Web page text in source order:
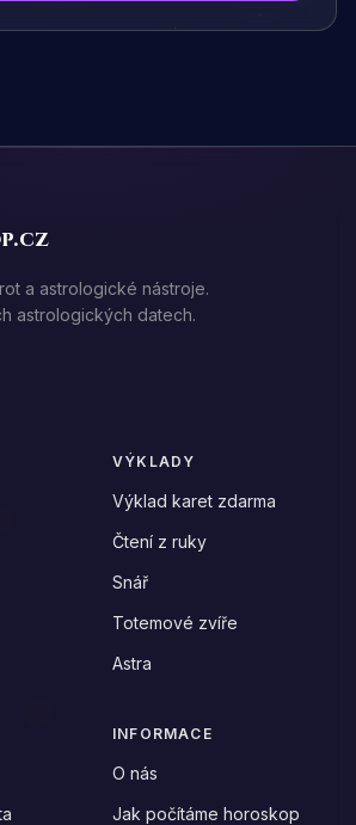
a astrologické nástroje.
astrologických datech.
VÝKLADY
Výklad karet zdarma
Čtení z ruky
Snář
Totemové zvíře
Astra
INFORMACE
O nás
Jak počítáme horoskop